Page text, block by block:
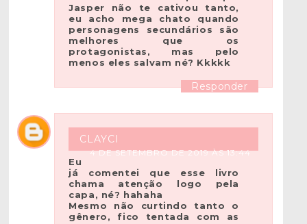
Jasper não te cativou tanto,
eu acho mega chato quando
personagens secundários são
melhores que os
protagonistas, mas pelo
menos eles salvam né? Kkkkk
Responder
CLAYCI
4 DE SETEMBRO DE 2019 ÀS 13:44
Eu
já comentei que esse livro
chama atenção logo pela
capa, né? hahaha
Mesmo não curtindo tanto o
gênero, fico tentada com as